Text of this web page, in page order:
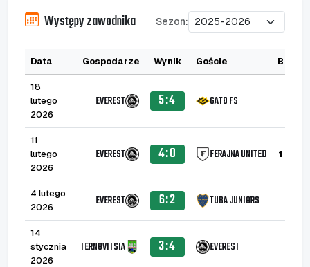
Występy zawodnika Sezon:
Data Gospodarze Wynik Goście B
18
lutego
2026
EVEREST 5:4 GATO FS
11
lutego
2026
EVEREST 4:0 FERAJNA UNITED 1
4 lutego
2026
EVEREST 6:2 TUBA JUNIORS
14
stycznia
2026
TERNOVITSIA 3:4 EVEREST